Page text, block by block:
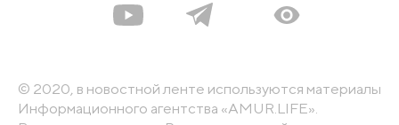
© 2020, в новостной ленте используются материалы
Информационного агентства «AMUR.LIFE».